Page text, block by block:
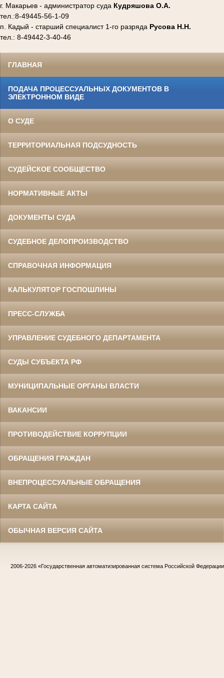
г. Макарьев - администратор суда Кудряшова О.А.
тел.:8-49445-56-1-09
п. Кадый - старший специалист 1-го разряда Русова Н.Н.
тел.: 8-49442-3-40-46
ГЛАВНАЯ
ПОДАЧА ПРОЦЕССУАЛЬНЫХ ДОКУМЕНТОВ В
ЭЛЕКТРОННОМ ВИДЕ
О СУДЕ
ТЕРРИТОРИАЛЬНАЯ ПОДСУДНОСТЬ
СУДЕЙСКОЕ СООБЩЕСТВО
НОРМАТИВНЫЕ АКТЫ
ДОКУМЕНТЫ СУДА
СУДЕБНОЕ ДЕЛОПРОИЗВОДСТВО
СПРАВОЧНАЯ ИНФОРМАЦИЯ
КАЛЬКУЛЯТОР ГОСПОШЛИНЫ
ПРЕСС-СЛУЖБА
УПРАВЛЕНИЕ СУДЕБНОГО ДЕПАРТАМЕНТА
СУДЫ СУБЪЕКТА РФ
МУНИЦИПАЛЬНЫЕ ОРГАНЫ ВЛАСТИ
ВАКАНСИИ
ПРОТИВОДЕЙСТВИЕ КОРРУПЦИИ
ОБРАЩЕНИЯ ГРАЖДАН
ВНЕПРОЦЕССУАЛЬНЫЕ ОБРАЩЕНИЯ
КАРТА САЙТА
ОБЫЧНАЯ ВЕРСИЯ САЙТА
2006-2026 «Государственная автоматизированная система Российской